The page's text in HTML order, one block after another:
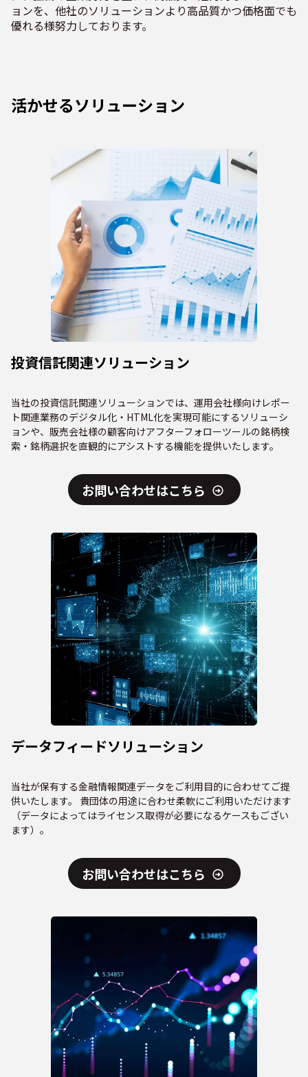
ョンを、他社のソリューションより高品質かつ価格面でも
優れる様努力しております。
活かせるソリューション
投資信託関連ソリューション
当社の投資信託関連ソリューションでは、運用会社様向けレポー
ト関連業務のデジタル化・HTML化を実現可能にするソリューシ
ョンや、販売会社様の顧客向けアフターフォローツールの銘柄検
索・銘柄選択を直観的にアシストする機能を提供いたします。
お問い合わせはこちら
データフィードソリューション
当社が保有する金融情報関連データをご利用目的に合わせてご提
供いたします。 貴団体の用途に合わせ柔軟にご利用いただけます
（データによってはライセンス取得が必要になるケースもござい
ます）。
お問い合わせはこちら